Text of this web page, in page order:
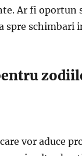
Ar fi
spre schimbari
vor aduce